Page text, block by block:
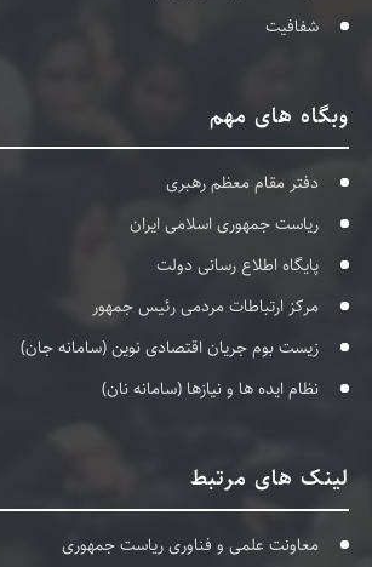
شفافیت
وبگاه های مهم
دفتر مقام معظم رهبری
ریاست جمهوری اسلامی ایران
پایگاه اطلاع رسانی دولت
مرکز ارتباطات مردمی رئیس جمهور
زیست بوم جریان اقتصادی نوین (سامانه جان)
نظام ایده ها و نیازها (سامانه نان)
لینک های مرتبط
معاونت علمی و فناوری ریاست جمهوری